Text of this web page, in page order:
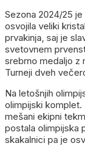
Sezona 2024/25
osvojila veliki
prvakinja, saj je
svetovnem
srebrno medaljo z
Turneji dveh
Na letošnjih
olimpijski komplet.
mešani ekipni
postala olimpijska
skakalnici pa je